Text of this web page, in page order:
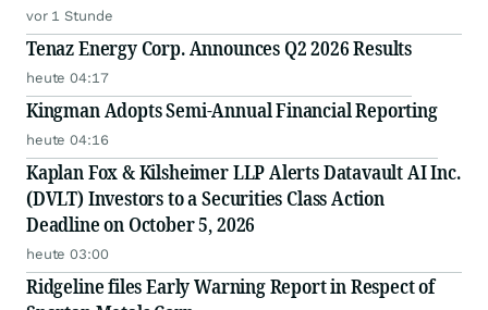
vor 1 Stunde
Tenaz Energy Corp. Announces Q2 2026 Results
heute 04:17
Kingman Adopts Semi-Annual Financial Reporting
heute 04:16
Kaplan Fox & Kilsheimer LLP Alerts Datavault AI Inc.
(DVLT) Investors to a Securities Class Action
Deadline on October 5, 2026
heute 03:00
Ridgeline files Early Warning Report in Respect of